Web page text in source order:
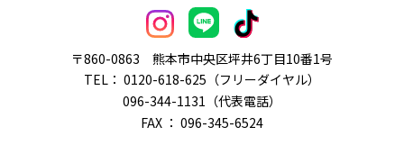
〒860-0863 熊本市中央区坪井6丁目10番1号
TEL： 0120-618-625（フリーダイヤル）
096-344-1131（代表電話）
FAX ： 096-345-6524